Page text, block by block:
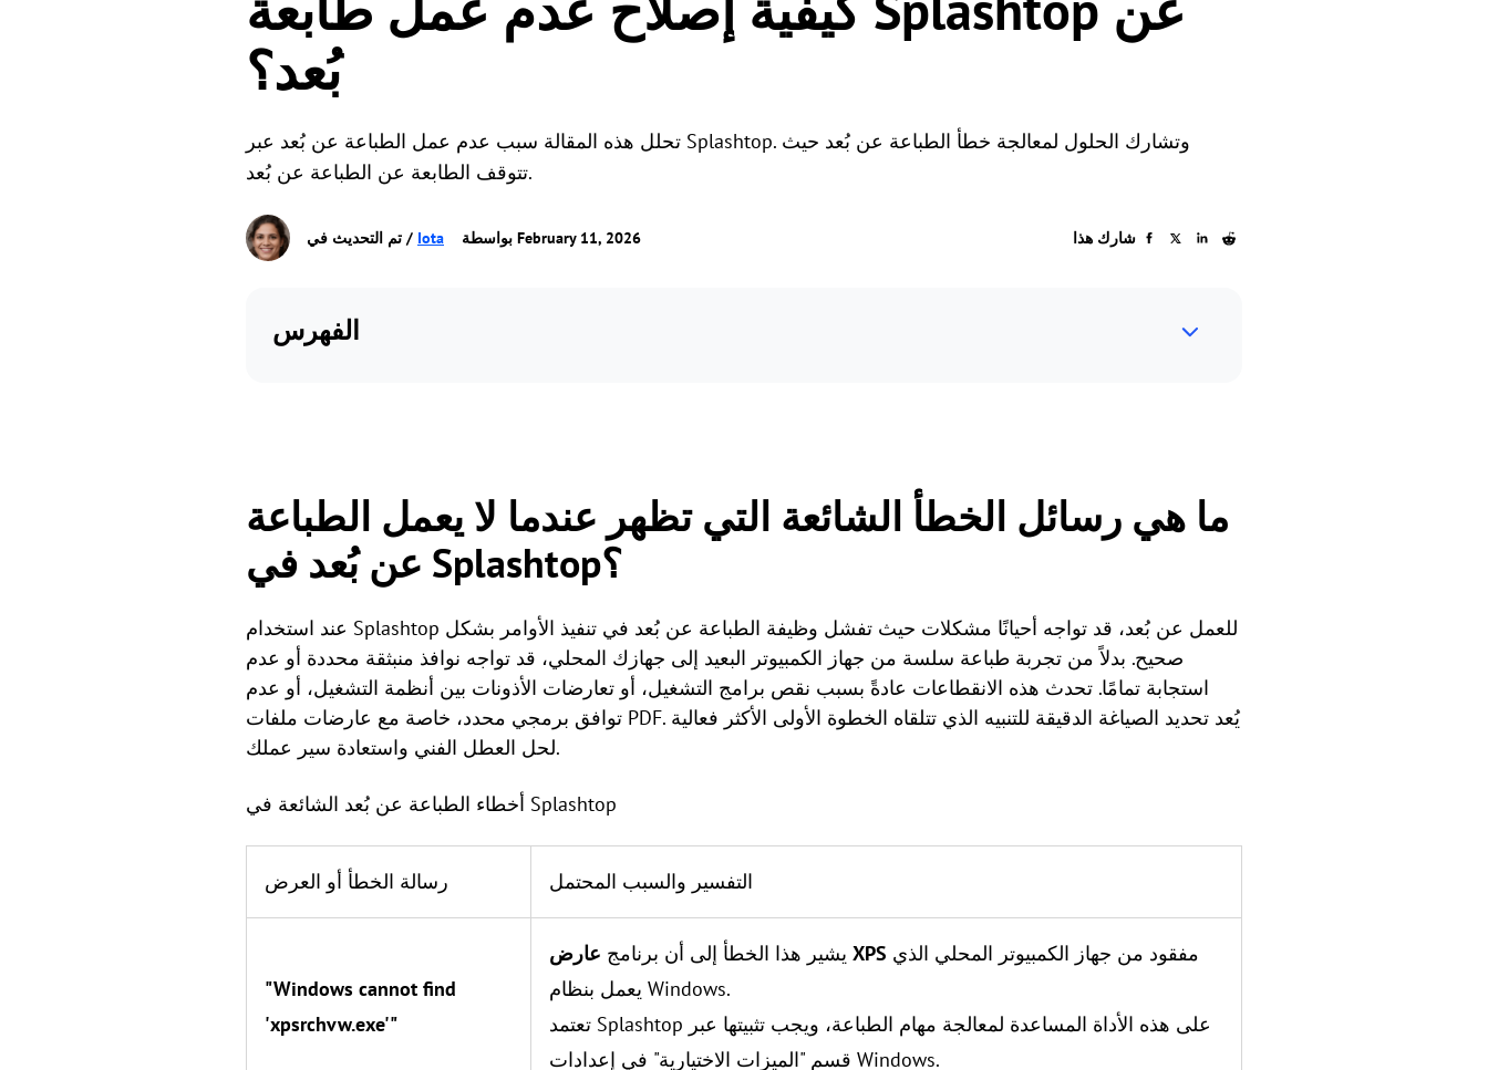
الألعاب عن بُعد
اتصل بالألعاب من أي مكان
بُعد؟
تحلل هذه المقالة سبب عدم عمل الطباعة عن بُعد عبر Splashtop. وتشارك الحلول لمعالجة خطأ الطباعة عن بُعد حيث
تتوقف الطابعة عن الطباعة عن بُعد.
بواسطة Iota / تم التحديث في February 11, 2026 شارك هذا
الفهرس
ما هي رسائل الخطأ الشائعة التي تظهر عندما لا يعمل الطباعة
عن بُعد في Splashtop؟
عند استخدام Splashtop للعمل عن بُعد، قد تواجه أحيانًا مشكلات حيث تفشل وظيفة الطباعة عن بُعد في تنفيذ الأوامر بشكل
صحيح. بدلاً من تجربة طباعة سلسة من جهاز الكمبيوتر البعيد إلى جهازك المحلي، قد تواجه نوافذ منبثقة محددة أو عدم
استجابة تمامًا. تحدث هذه الانقطاعات عادةً بسبب نقص برامج التشغيل، أو تعارضات الأذونات بين أنظمة التشغيل، أو عدم
توافق برمجي محدد، خاصة مع عارضات ملفات PDF. يُعد تحديد الصياغة الدقيقة للتنبيه الذي تتلقاه الخطوة الأولى الأكثر فعالية
لحل العطل الفني واستعادة سير عملك.
أخطاء الطباعة عن بُعد الشائعة في Splashtop
رسالة الخطأ أو العرض التفسير والسبب المحتمل
"Windows cannot find
'xpsrchvw.exe'"
يشير هذا الخطأ إلى أن برنامج عارض XPS
يعمل بنظام Windows.
تعتمد Splashtop على هذه الأداة المساعدة لمعالجة مهام الطباعة، ويجب تثبيتها عبر
قسم "الميزات الاختيارية" في إعدادات Windows.